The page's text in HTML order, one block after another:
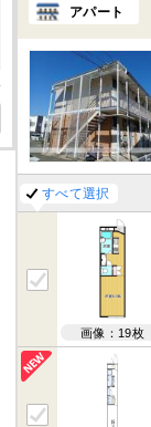
アパート
すべて選択
画像：19枚